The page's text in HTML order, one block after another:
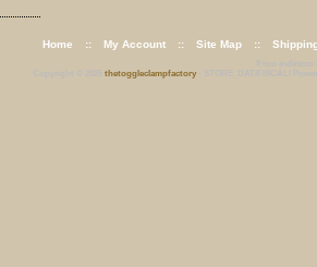
Home :: My Account :: Site Map ::
thetoggleclampfactory- STORE_DATIFISCALI